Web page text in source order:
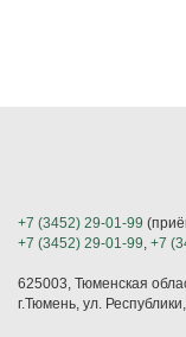
+7 (3452) 29-01-99
+7 (3452) 29-01-99, +7
625003, Тюменская
г.Тюмень, ул.